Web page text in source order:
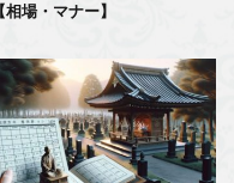
相場・マナー】